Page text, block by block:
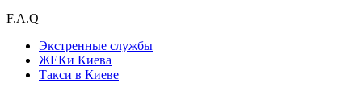
F.A.Q
Экстренные службы
ЖЕКи Киева
Такси в Киеве